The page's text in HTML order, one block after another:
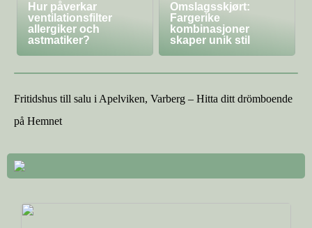
Hur påverkar
ventilationsfilter
allergiker och
astmatiker?
Omslagsskjørt:
Fargerike
kombinasjoner
skaper unik stil
Fritidshus till salu i Apelviken, Varberg – Hitta ditt drömboende
på Hemnet